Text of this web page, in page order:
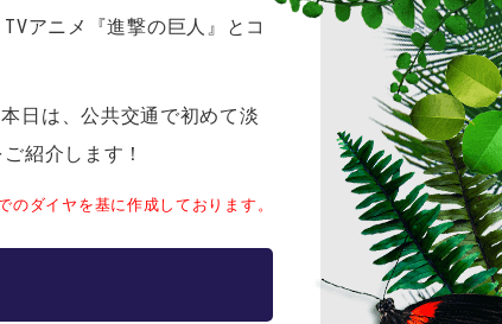
アニメ『進撃の巨人』とコ
日は、公共交通で初めて淡
紹介します！
のダイヤを基に作成しております。